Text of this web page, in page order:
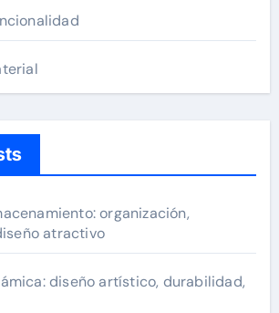
organización,
atractivo
diseño artístico, durabilidad,